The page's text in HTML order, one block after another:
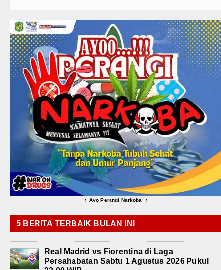
⇑ Ayo Perangi Narkoba ⇑
5 BERITA TERBAIK BULAN INI
Real Madrid vs Fiorentina di Laga
Persahabatan Sabtu 1 Agustus 2026 Pukul